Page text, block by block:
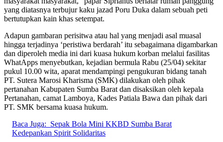
yang diatasnya terbujur kaku jazad Poru Duka dalam sebuah peti
bertutupkan kain khas setempat.
Adapun gambaran perisitwa atau hal yang menjadi asal muasal
hingga terjadinya ‘peristiwa berdarah’ itu sebagaimana digambarkan
dan diperoleh media ini dari kuasa hukum korban melalui fasilitas
WhatApps menyebutkan, kejadian bermula Rabu (25/04) sekitar
pukul 10.00 wita, aparat mendampingi pengukuran bidang tanah
PT. Sutera Marosi Kharisma (SMK) dilakukan oleh pihak
pertanahan Kabupaten Sumba Barat dan disaksikan oleh kepala
Pertanahan, camat Lamboya, Kades Patiala Bawa dan pihak dari
PT. SMK bersama kuasa hukum.
Baca Juga: Sepak Bola Mini KKBD Sumba Barat
Kedepankan Spirit Solidaritas